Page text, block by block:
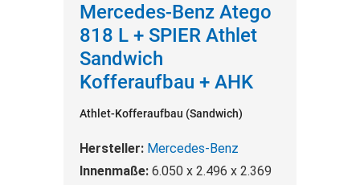
Mercedes-Benz Atego
818 L + SPIER Athlet
Sandwich
Kofferaufbau + AHK
Athlet-Kofferaufbau (Sandwich)
Hersteller: Mercedes-Benz
Innenmaße: 6.050 x 2.496 x 2.369